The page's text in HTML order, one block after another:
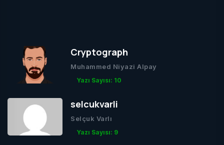
Cryptograph
Muhammed Niyazi Alpay
Yazı Sayısı: 10
selcukvarli
Selçuk Varlı
Yazı Sayısı: 9